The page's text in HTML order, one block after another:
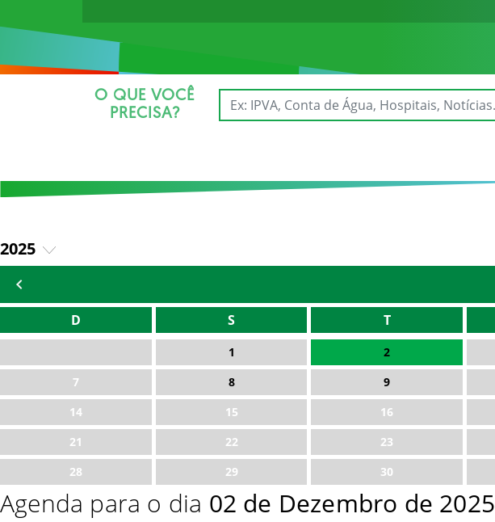
O QUE VOCÊ
PRECISA?
2025
2026
D S T
1 2
7
8 9
14
15 16
21
22 23
28
29 30
Agenda para o dia 02 de Dezembro de 2025